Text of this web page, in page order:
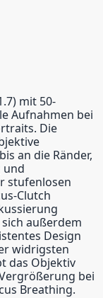
mit 50-
Aufnahmen bei
Die
an die Ränder,
und
stufenlosen
Clutch
außerdem
Design
widrigsten
das Objektiv
bei
Breathing.